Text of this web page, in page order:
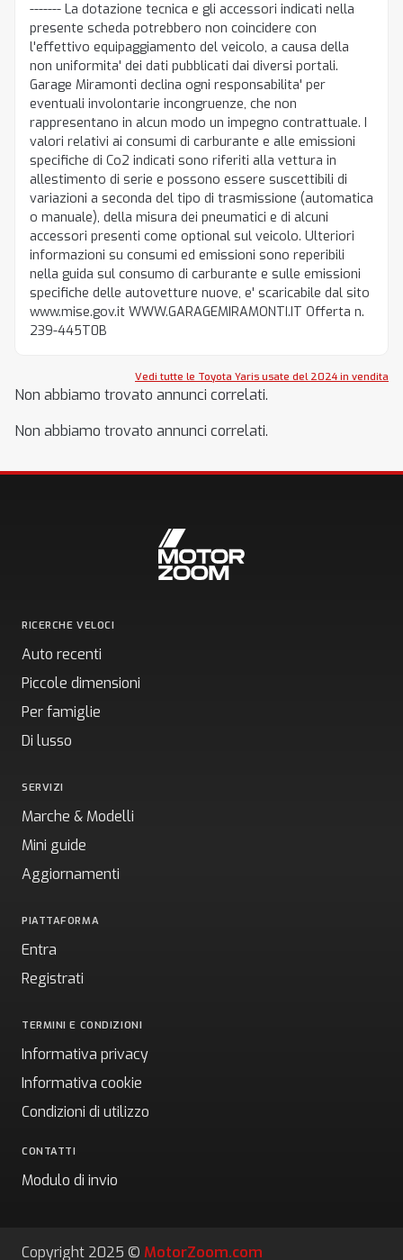
------- La dotazione tecnica e gli accessori indicati nella
presente scheda potrebbero non coincidere con
l'effettivo equipaggiamento del veicolo, a causa della
non uniformita' dei dati pubblicati dai diversi portali.
Garage Miramonti declina ogni responsabilita' per
eventuali involontarie incongruenze, che non
rappresentano in alcun modo un impegno contrattuale. I
valori relativi ai consumi di carburante e alle emissioni
specifiche di Co2 indicati sono riferiti alla vettura in
allestimento di serie e possono essere suscettibili di
variazioni a seconda del tipo di trasmissione (automatica
o manuale), della misura dei pneumatici e di alcuni
accessori presenti come optional sul veicolo. Ulteriori
informazioni su consumi ed emissioni sono reperibili
nella guida sul consumo di carburante e sulle emissioni
specifiche delle autovetture nuove, e' scaricabile dal sito
www.mise.gov.it WWW.GARAGEMIRAMONTI.IT Offerta n.
239-445T0B
Vedi tutte le Toyota Yaris usate del 2024 in vendita
Non abbiamo trovato annunci correlati.
Non abbiamo trovato annunci correlati.
RICERCHE VELOCI
Auto recenti
Piccole dimensioni
Per famiglie
Di lusso
SERVIZI
Marche & Modelli
Mini guide
Aggiornamenti
PIATTAFORMA
Entra
Registrati
TERMINI E CONDIZIONI
Informativa privacy
Informativa cookie
Condizioni di utilizzo
CONTATTI
Modulo di invio
Copyright 2025 © MotorZoom.com